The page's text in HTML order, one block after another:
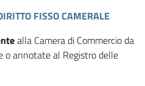
FISSO CAMERALE
alla Camera di Commercio da
o annotate al Registro delle